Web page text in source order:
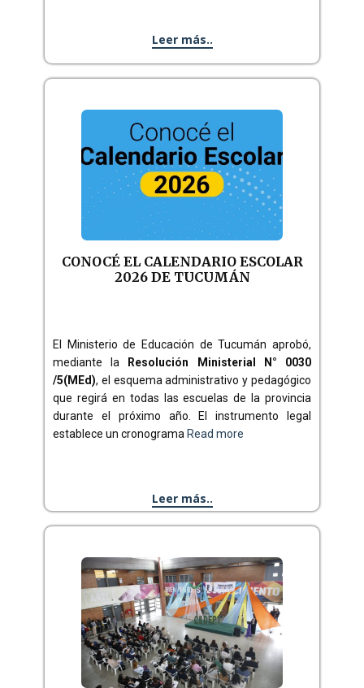
Leer más..
CONOCÉ EL CALENDARIO ESCOLAR
2026 DE TUCUMÁN
El Ministerio de Educación de Tucumán aprobó,
mediante la
Resolución Ministerial N° 0030
/5(MEd), el esquema administrativo y pedagógico
que regirá en todas las escuelas de la provincia
durante el próximo año. El instrumento legal
establece un cronograma Read more
Leer más..